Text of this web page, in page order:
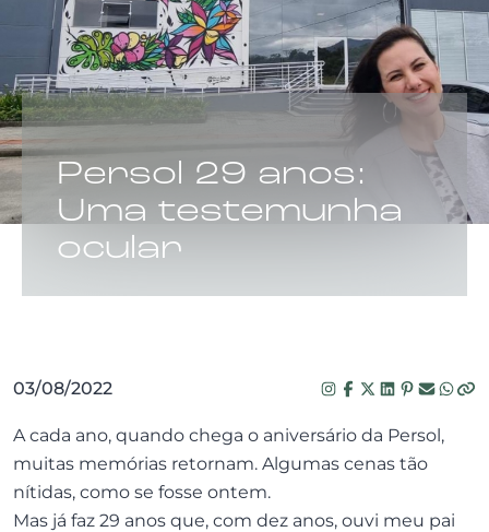
Persiana
Lummia
Persol 29 anos:
Uma testemunha
ocular
03/08/2022
A cada ano, quando chega o aniversário da Persol,
muitas memórias retornam. Algumas cenas tão
nítidas, como se fosse ontem.
Mas já faz 29 anos que, com dez anos, ouvi meu pai